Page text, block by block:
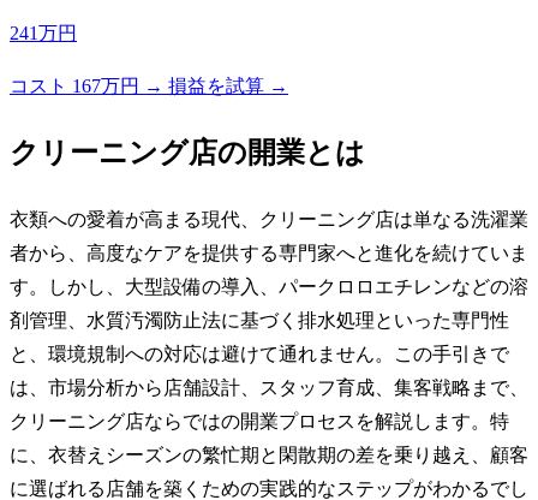
241万円
コスト 167万円 → 損益を試算 →
クリーニング店の開業とは
衣類への愛着が高まる現代、クリーニング店は単なる洗濯業
者から、高度なケアを提供する専門家へと進化を続けていま
す。しかし、大型設備の導入、パークロロエチレンなどの溶
剤管理、水質汚濁防止法に基づく排水処理といった専門性
と、環境規制への対応は避けて通れません。この手引きで
は、市場分析から店舗設計、スタッフ育成、集客戦略まで、
クリーニング店ならではの開業プロセスを解説します。特
に、衣替えシーズンの繁忙期と閑散期の差を乗り越え、顧客
に選ばれる店舗を築くための実践的なステップがわかるでし